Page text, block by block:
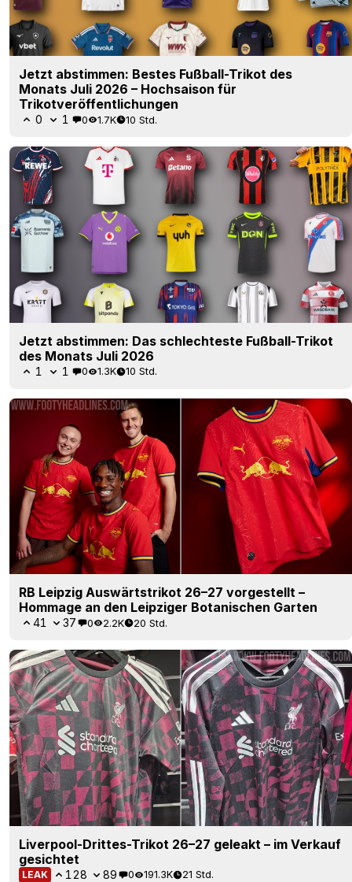
Jetzt abstimmen: Bestes Fußball-Trikot des
Monats Juli 2026 – Hochsaison für
Trikotveröffentlichungen
0 1 0 1.7K 10 Std.
Jetzt abstimmen: Das schlechteste Fußball-Trikot
des Monats Juli 2026
1 1 0 1.3K 10 Std.
RB Leipzig Auswärtstrikot 26–27 vorgestellt –
Hommage an den Leipziger Botanischen Garten
41 37 0 2.2K 20 Std.
Liverpool-Drittes-Trikot 26–27 geleakt – im Verkauf
gesichtet
LEAK 128 89 0 191.3K 21 Std.